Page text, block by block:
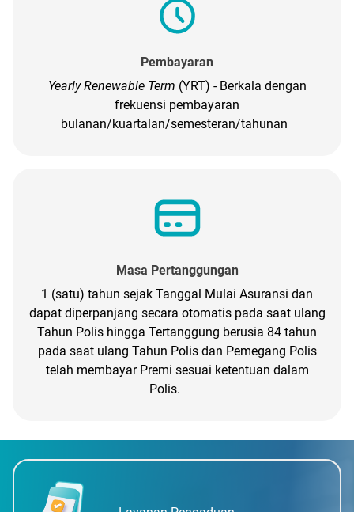
Pembayaran
Yearly Renewable Term (YRT) - Berkala dengan
frekuensi pembayaran
bulanan/kuartalan/semesteran/tahunan
Masa Pertanggungan
1 (satu) tahun sejak Tanggal Mulai Asuransi dan
dapat diperpanjang secara otomatis pada saat ulang
Tahun Polis hingga Tertanggung berusia 84 tahun
pada saat ulang Tahun Polis dan Pemegang Polis
telah membayar Premi sesuai ketentuan dalam
Polis.